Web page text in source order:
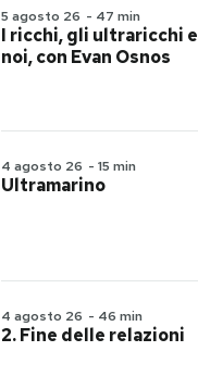
5 agosto 26 - 47 min
I ricchi, gli ultraricchi e
noi, con Evan Osnos
4 agosto 26 - 15 min
Ultramarino
4 agosto 26 - 46 min
2. Fine delle relazioni